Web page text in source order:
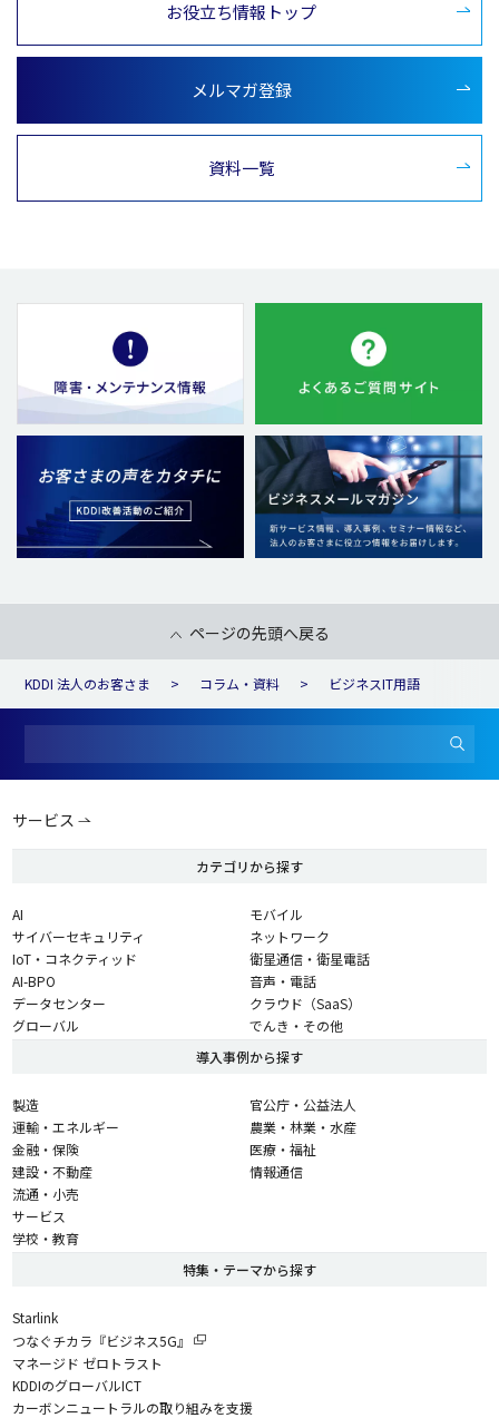
お役立ち情報トップ
メルマガ登録
資料一覧
ページの先頭へ戻る
KDDI 法人のお客さま コラム・資料 ビジネスIT用語
サービス
カテゴリから探す
AI
サイバーセキュリティ
IoT・コネクティッド
AI-BPO
データセンター
グローバル
モバイル
ネットワーク
衛星通信・衛星電話
音声・電話
クラウド（SaaS）
でんき・その他
導入事例から探す
製造
運輸・エネルギー
金融・保険
建設・不動産
流通・小売
サービス
学校・教育
官公庁・公益法人
農業・林業・水産
医療・福祉
情報通信
特集・テーマから探す
Starlink
つなぐチカラ『ビジネス5G』
マネージド ゼロトラスト
KDDIのグローバルICT
カーボンニュートラルの取り組みを支援